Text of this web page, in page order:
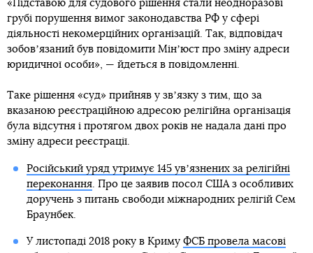
«Підставою для судового рішення стали неодноразові
грубі порушення вимог законодавства РФ у сфері
діяльності некомерційних організацій. Так, відповідач
зобовʼязаний був повідомити Мінʼюст про зміну адреси
юридичної особи», — йдеться в повідомленні.
Таке рішення «суд» прийняв у звʼязку з тим, що за
вказаною реєстраційною адресою релігійна організація
була відсутня і протягом двох років не надала дані про
зміну адреси реєстрації.
Російський уряд утримує 145 увʼязнених за релігійні
переконання. Про це заявив посол США з особливих
доручень з питань свободи міжнародних релігій Сем
Браунбек.
У листопаді 2018 року в Криму ФСБ провела масові